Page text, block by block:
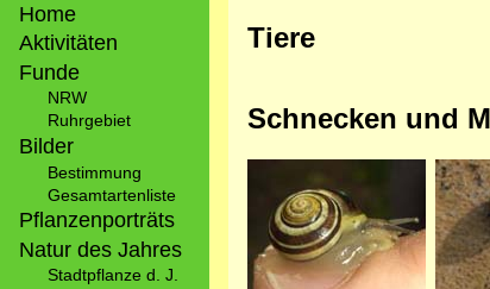
Home
Aktivitäten
Funde
NRW
Ruhrgebiet
Bilder
Bestimmung
Gesamtartenliste
Pflanzenporträts
Natur des Jahres
Stadtpflanze d. J.
Tiere
Schnecken und
Bild